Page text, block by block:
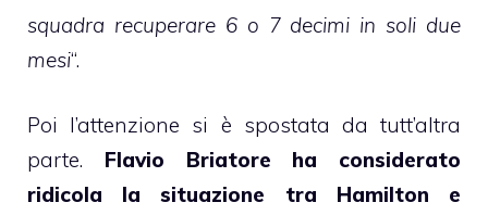
squadra recuperare 6 o 7 decimi in soli due
mesi“.
Poi l’attenzione si è spostata da tutt’altra
parte. Flavio Briatore ha considerato
ridicola la situazione tra Hamilton e